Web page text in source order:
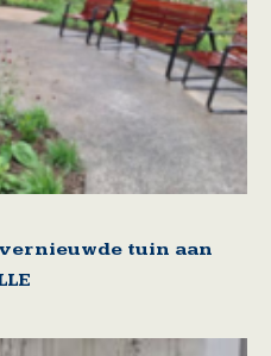
tuin aan